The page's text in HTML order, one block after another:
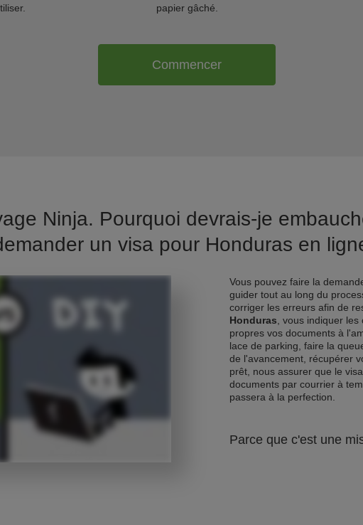
papier gâché.
Commencer
Ninja. Pourquoi devrais-je
un visa pour Honduras en
Vous pouvez faire la
guider tout au long du
corriger les erreurs afin de
Honduras , vous indiquer
propres vos documents à
lace de parking, faire la
de l'avancement, récupérer
prêt, nous assurer que le
documents par courrier à
passera à la perfection.
Parce que c'est une